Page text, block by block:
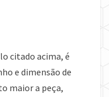
citado acima, é
e dimensão de
maior a peça,